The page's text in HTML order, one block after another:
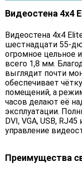
Видеостена 4x4
Видеостена 4х4
шестнадцати 55-
огромное цельное
всего 1,8 мм.
выглядит почти
обеспечивает
помещений, а
часов делают её
эксплуатации.
DVI, VGA, USB,
управление
Преимущества